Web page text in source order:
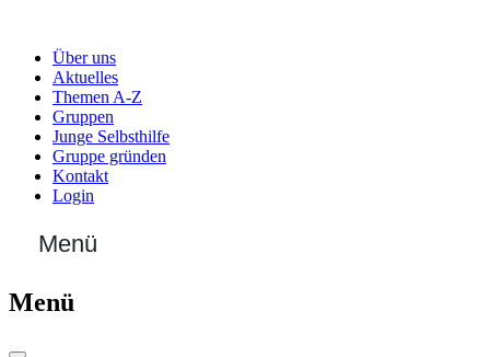
Über uns
Aktuelles
Themen A-Z
Gruppen
Junge Selbsthilfe
Gruppe gründen
Kontakt
Login
Menü
Menü